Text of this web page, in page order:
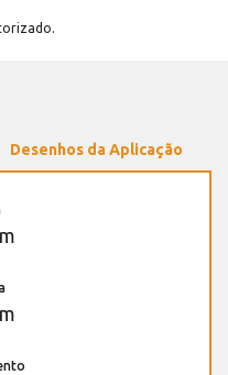
Desenhos da Aplicação